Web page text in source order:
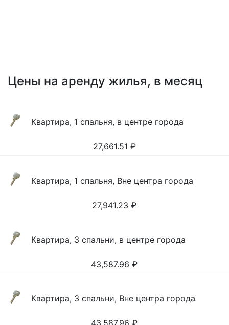
Цены на аренду жилья, в месяц
Квартира, 1 спальня, в центре города
27,661.51 ₽
Квартира, 1 спальня, Вне центра города
27,941.23 ₽
Квартира, 3 спальни, в центре города
43,587.96 ₽
Квартира, 3 спальни, Вне центра города
43,587.96 ₽